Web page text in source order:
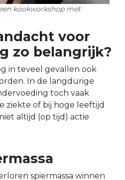
kookworkshop met
voor
zo belangrijk?
in teveel gevallen ook
In de langdurige
toch vaak
ziekte of bij hoge leeftijd
altijd (op tijd) actie
spiermassa winnen